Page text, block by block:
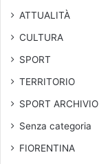
m
i
h
f
i
ATTUALITÀ
CULTURA
SPORT
TERRITORIO
SPORT ARCHIVIO
Senza categoria
FIORENTINA